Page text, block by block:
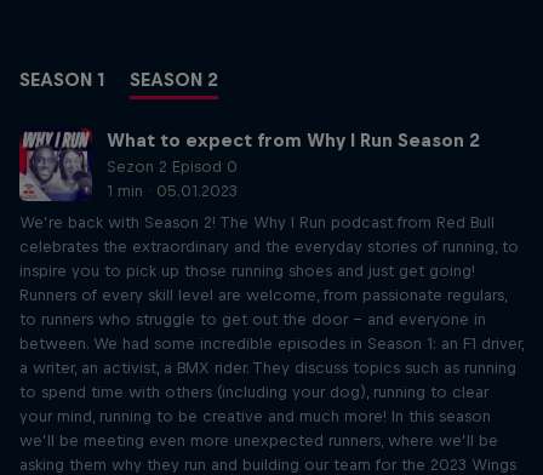
SEASON 1 SEASON 2
What to expect from Why I Run Season 2
Sezon 2 Episod 0
1 min · 05.01.2023
We’re back with Season 2! The Why I Run podcast from Red Bull
celebrates the extraordinary and the everyday stories of running, to
inspire you to pick up those running shoes and just get going!
Runners of every skill level are welcome, from passionate regulars,
to runners who struggle to get out the door – and everyone in
between. We had some incredible episodes in Season 1: an F1 driver,
a writer, an activist, a BMX rider. They discuss topics such as running
to spend time with others (including your dog), running to clear
your mind, running to be creative and much more! In this season
we’ll be meeting even more unexpected runners, where we’ll be
asking them why they run and building our team for the 2023 Wings